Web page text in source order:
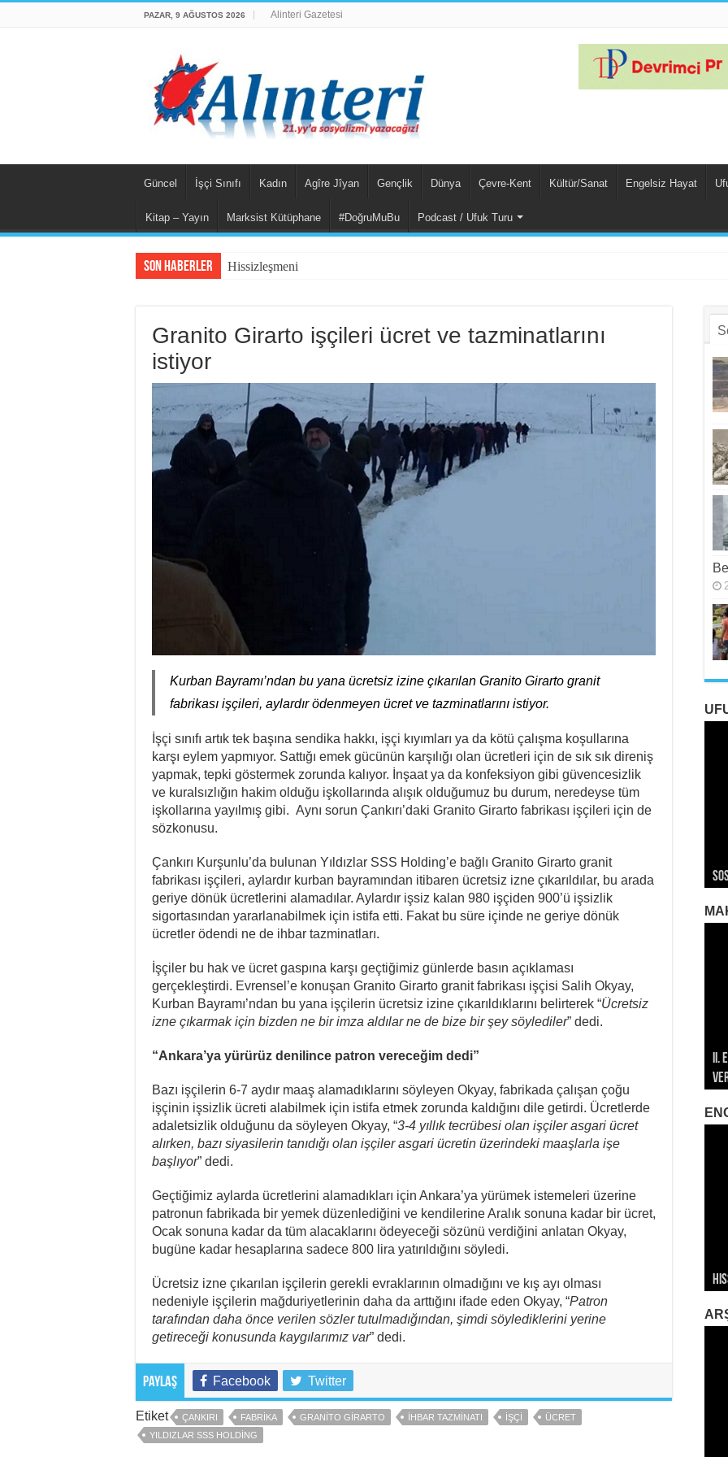
PAZAR, 9 AĞUSTOS 2026 Alinteri Gazetesi
Güncel İşçi Sınıfı Kadın Agîre Jîyan Gençlik Dünya Çevre-Kent Kültür/Sanat Engelsiz Hayat
Kitap – Yayın Marksist Kütüphane #DoğruMuBu Podcast / Ufuk Turu
Son Haberler Hissizleşmenin Anatomisi
Granito Girarto işçileri ücret ve tazminatlarını
istiyor
Kurban Bayramı’ndan bu yana ücretsiz izine çıkarılan Granito Girarto granit
fabrikası işçileri, aylardır ödenmeyen ücret ve tazminatlarını istiyor.
İşçi sınıfı artık tek başına sendika hakkı, işçi kıyımları ya da kötü çalışma koşullarına
karşı eylem yapmıyor. Sattığı emek gücünün karşılığı olan ücretleri için de sık sık direniş
yapmak, tepki göstermek zorunda kalıyor. İnşaat ya da konfeksiyon gibi güvencesizlik
ve kuralsızlığın hakim olduğu işkollarında alışık olduğumuz bu durum, neredeyse tüm
işkollarına yayılmış gibi. Aynı sorun Çankırı’daki Granito Girarto fabrikası işçileri için de
sözkonusu.
Çankırı Kurşunlu’da bulunan Yıldızlar SSS Holding’e bağlı Granito Girarto granit
fabrikası işçileri, aylardır kurban bayramından itibaren ücretsiz izne çıkarıldılar, bu arada
geriye dönük ücretlerini alamadılar. Aylardır işsiz kalan 980 işçiden 900’ü işsizlik
sigortasından yararlanabilmek için istifa etti. Fakat bu süre içinde ne geriye dönük
ücretler ödendi ne de ihbar tazminatları.
İşçiler bu hak ve ücret gaspına karşı geçtiğimiz günlerde basın açıklaması
gerçekleştirdi. Evrensel’e konuşan Granito Girarto granit fabrikası işçisi Salih Okyay,
Kurban Bayramı’ndan bu yana işçilerin ücretsiz izine çıkarıldıklarını belirterek “Ücretsiz
izne çıkarmak için bizden ne bir imza aldılar ne de bize bir şey söylediler” dedi.
“Ankara’ya yürürüz denilince patron vereceğim dedi”
Bazı işçilerin 6-7 aydır maaş alamadıklarını söyleyen Okyay, fabrikada çalışan çoğu
işçinin işsizlik ücreti alabilmek için istifa etmek zorunda kaldığını dile getirdi. Ücretlerde
adaletsizlik olduğunu da söyleyen Okyay, “3-4 yıllık tecrübesi olan işçiler asgari ücret
alırken, bazı siyasilerin tanıdığı olan işçiler asgari ücretin üzerindeki maaşlarla işe
başlıyor” dedi.
Geçtiğimiz aylarda ücretlerini alamadıkları için Ankara’ya yürümek istemeleri üzerine
patronun fabrikada bir yemek düzenlediğini ve kendilerine Aralık sonuna kadar bir ücret,
Ocak sonuna kadar da tüm alacaklarını ödeyeceği sözünü verdiğini anlatan Okyay,
bugüne kadar hesaplarına sadece 800 lira yatırıldığını söyledi.
Ücretsiz izne çıkarılan işçilerin gerekli evraklarının olmadığını ve kış ayı olması
nedeniyle işçilerin mağduriyetlerinin daha da arttığını ifade eden Okyay, “Patron
tarafından daha önce verilen sözler tutulmadığından, şimdi söylediklerini yerine
getireceği konusunda kaygılarımız var” dedi.
Paylaş Facebook Twitter
Etiket ÇANKIRI FABRIKA GRANITO GIRARTO IHBAR TAZMINATI İŞÇI
ÜCRET
YILDIZLAR SSS HOLDING
II.